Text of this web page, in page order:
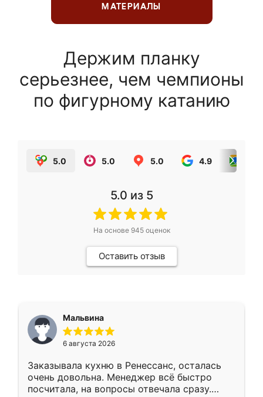
МАТЕРИАЛЫ
Держим планку
серьезнее, чем чемпионы
по фигурному катанию
5.0 5.0 5.0 4.9
5.0 из 5
На основе 945оценок
Оставить отзыв
Мальвина
6 августа 2026
Заказывала кухню в Ренессанс, осталась
очень довольна. Менеджер всё быстро
посчитала, на вопросы отвечала сразу.